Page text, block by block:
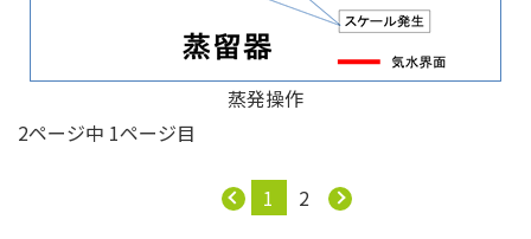
蒸発操作
2ページ中 1ページ目
1 2